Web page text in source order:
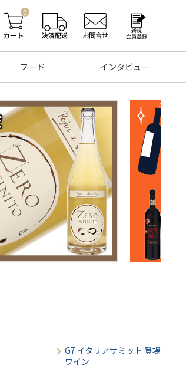
0
フード インタビュー
G7 イタリアサミット 登場
ワイン